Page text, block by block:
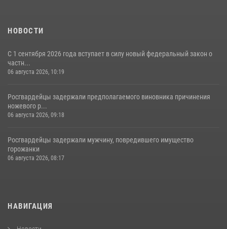
НОВОСТИ
С 1 сентября 2026 года вступает в силу новый федеральный закон о
частн...
06 августа 2026, 10:19
Росгвардейцы задержали предполагаемого виновника причинения
ножевого р...
06 августа 2026, 09:18
Росгвардейцы задержали мужчину, повредившего имущество
горожанки
06 августа 2026, 08:17
НАВИГАЦИЯ